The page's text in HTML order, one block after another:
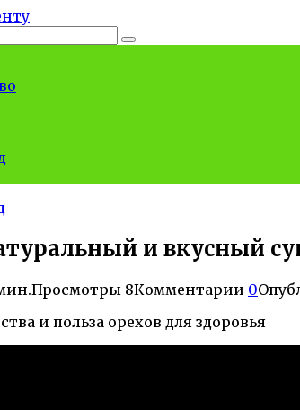
и вкусный
Просмотры 8Комментарии 0